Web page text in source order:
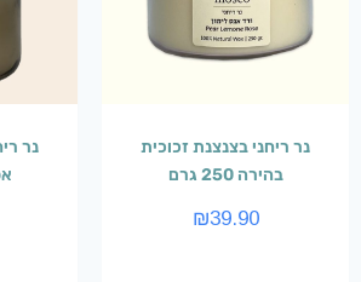
נר ריחני בצנצנת זכוכית
בהירה 250 גרם
₪39.90
נר